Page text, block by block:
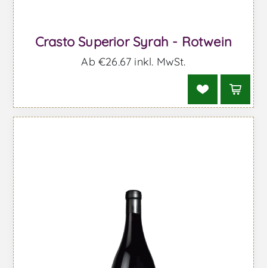
Crasto Superior Syrah - Rotwein
Ab €26,67 inkl. MwSt.